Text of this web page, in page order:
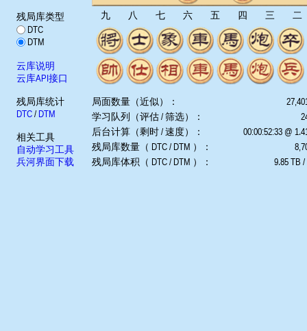
残局库类型
DTC
DTM
云库说明
云库API接口
残局库统计
DTC/ DTM
相关工具
自动学习工具
兵河界面下载
九 八 七 六 五 四 三 二
局面数量（近似）：
学习队列（评估 / 筛选）：
后台计算（剩时 / 速度）：
00:00:52:33 @
残局库数量（ DTC / DTM ）：
残局库体积（ DTC / DTM ）：
9.85 TB